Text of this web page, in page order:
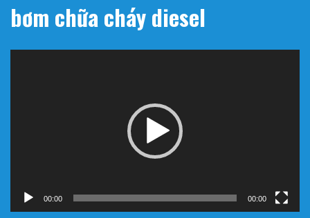
bơm chữa cháy diesel
00:00 00:00